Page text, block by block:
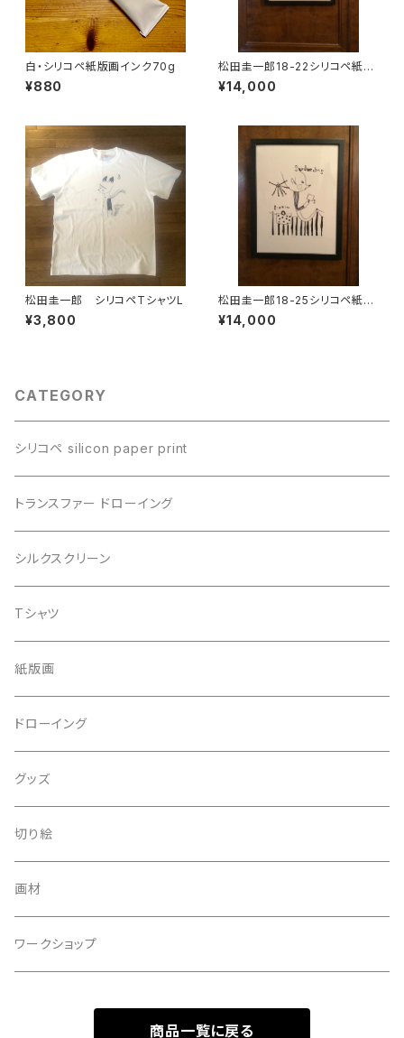
白・シリコペ紙版画インク70g
¥880
松田圭一郎18-22シリコペ紙版
画
¥14,000
松田圭一郎 シリコペTシャツL
¥3,800
松田圭一郎18-25シリコペ紙版
画
¥14,000
CATEGORY
シリコペ silicon paper print
トランスファー ドローイング
シルクスクリーン
Tシャツ
紙版画
ドローイング
グッズ
切り絵
画材
ワークショップ
商品一覧に戻る